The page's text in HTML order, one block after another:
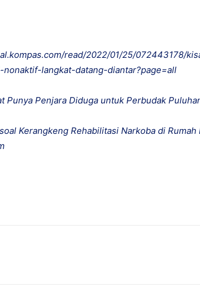
read/2022/01/25/072443178/
nonaktif-langkat-datang-diantar?page=all
Punya Penjara Diduga untuk Perbudak
Kerangkeng Rehabilitasi Narkoba di